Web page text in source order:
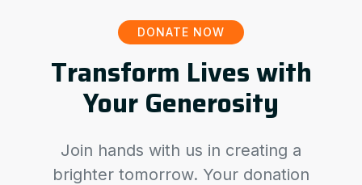
DONATE NOW
Transform Lives with
Your Generosity
Join hands with us in creating a
brighter tomorrow. Your donation